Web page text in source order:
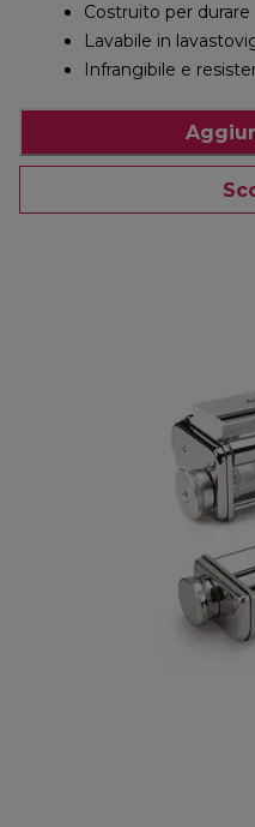
Costruito per durare
Lavabile in
Infrangibile e